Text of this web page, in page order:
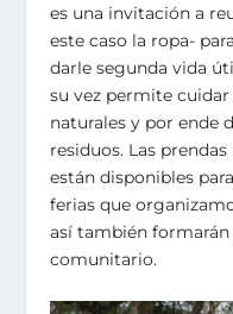
es una invitación a
este caso la ropa-
darle segunda vida
su vez permite
naturales y por ende
residuos. Las
están disponibles
ferias que
así también
comunitario.